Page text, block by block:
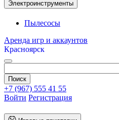
Электроинструменты
Пылесосы
Аренда игр и аккаунтов
Красноярск
+7 (967) 555 41 55
Войти Регистрация